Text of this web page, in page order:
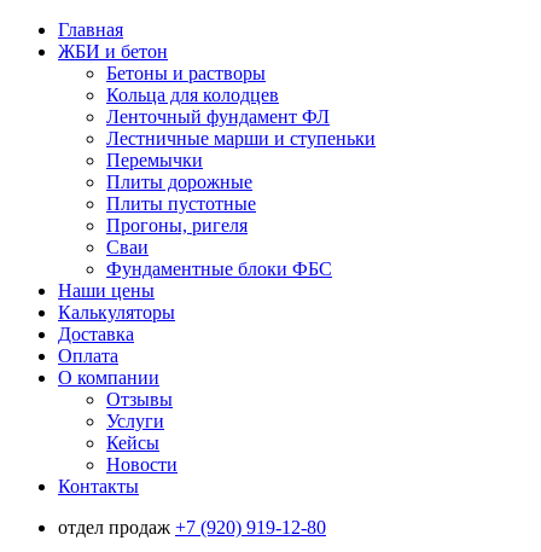
Главная
ЖБИ и бетон
Бетоны и растворы
Кольца для колодцев
Ленточный фундамент ФЛ
Лестничные марши и ступеньки
Перемычки
Плиты дорожные
Плиты пустотные
Прогоны, ригеля
Сваи
Фундаментные блоки ФБС
Наши цены
Калькуляторы
Доставка
Оплата
О компании
Отзывы
Услуги
Кейсы
Новости
Контакты
отдел продаж +7 (920) 919-12-80